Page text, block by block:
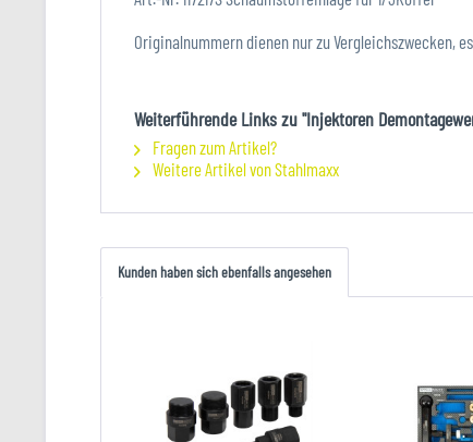
Originalnummern dienen nur zu Vergleichszwecken,
Weiterführende Links zu "Injektoren
Fragen zum Artikel?
Weitere Artikel von Stahlmaxx
Kunden haben sich ebenfalls angesehen